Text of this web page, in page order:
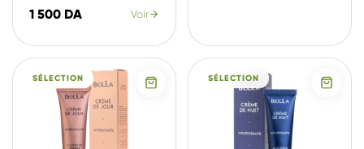
1 500 DA Voir
SÉLECTION SÉLECTION